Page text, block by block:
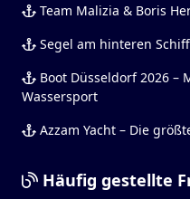
Team Malizia & Boris
Segel am hinteren
Boot Düsseldorf 2026 –
Wassersport
Azzam Yacht – Die
Häufig gestellte